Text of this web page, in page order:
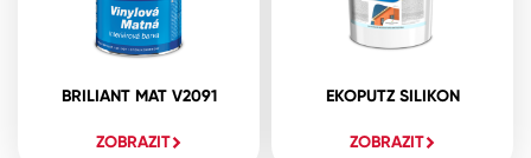
BRILIANT MAT V2091
ZOBRAZIT
EKOPUTZ SILIKON
ZOBRAZIT